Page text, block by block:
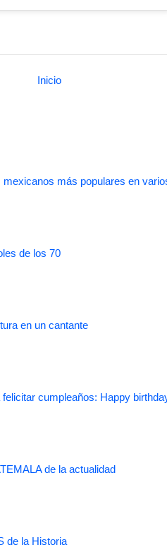
Inicio
más populares en
de los 70
en un cantante
cumpleaños: Happy
de la actualidad
de la Historia